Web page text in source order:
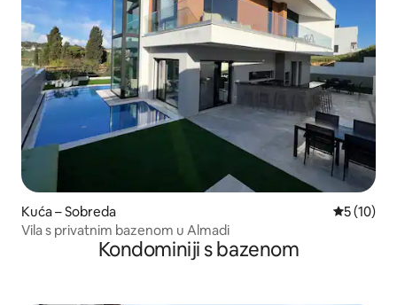
Kuća – Sobreda Prosječna
5 (10)
Vila s privatnim bazenom u Almadi
Kondominiji s bazenom